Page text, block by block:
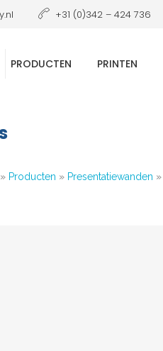
+31 (0)342 – 424 736
PRODUCTEN PRINTEN
» Producten » Presentatiewanden »